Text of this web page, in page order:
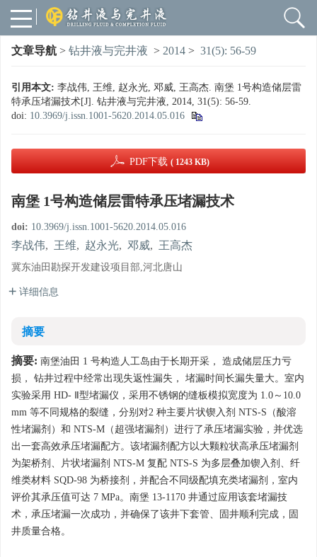
文章导航 > 钻井液与完井液 > 2014 > 31(5): 56-59
引用本文: 李战伟, 王维, 赵永光, 邓威, 王高杰. 南堡 1号构造储层雷
特承压堵漏技术[J]. 钻井液与完井液, 2014, 31(5): 56-59.
doi: 10.3969/j.issn.1001-5620.2014.05.016
PDF下载 ( 1243 KB)
南堡 1号构造储层雷特承压堵漏技术
doi: 10.3969/j.issn.1001-5620.2014.05.016
李战伟, 王维, 赵永光, 邓威, 王高杰
冀东油田勘探开发建设项目部,河北唐山
详细信息
摘要
摘要: 南堡油田 1 号构造人工岛由于长期开采， 造成储层压力亏
损， 钻井过程中经常出现失返性漏失， 堵漏时间长漏失量大。室内
实验采用 HD- Ⅱ型堵漏仪，采用不锈钢的缝板模拟宽度为 1.0～10.0
mm 等不同规格的裂缝，分别对2 种主要片状锲入剂 NTS-S（酸溶
性堵漏剂）和 NTS-M（超强堵漏剂）进行了承压堵漏实验，并优选
出一套高效承压堵漏配方。该堵漏剂配方以大颗粒状高承压堵漏剂
为架桥剂、片状堵漏剂 NTS-M 复配 NTS-S 为多层叠加锲入剂、纤
维类材料 SQD-98 为桥接剂，并配合不同级配填充类堵漏剂，室内
评价其承压值可达 7 MPa。南堡 13-1170 井通过应用该套堵漏技
术，承压堵漏一次成功，并确保了该井下套管、固井顺利完成，固
井质量合格。